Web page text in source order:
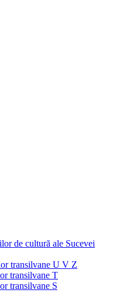
de cultură ale Sucevei
transilvane U V Z
transilvane T
transilvane S